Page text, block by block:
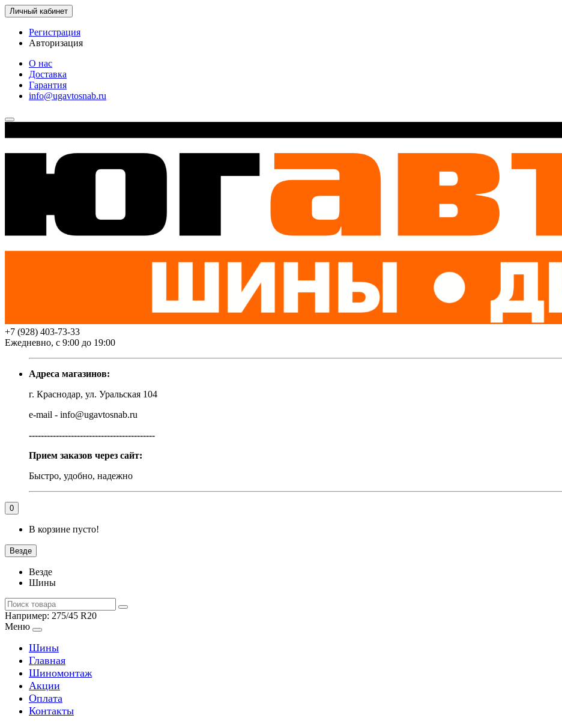
Личный кабинет
Регистрация
Авторизация
О нас
Доставка
Гарантия
info@ugavtosnab.ru
+7 (928) 403-73-33
Ежедневно, с 9:00 до 19:00
Адреса магазинов:
г. Краснодар, ул. Уральская 104
e-mail - info@ugavtosnab.ru
------------------------------------------
Прием заказов через сайт:
Быстро, удобно, надежно
0
В корзине пусто!
Везде
Везде
Шины
Например: 275/45 R20
Меню
Шины
Главная
Шиномонтаж
Акции
Оплата
Контакты